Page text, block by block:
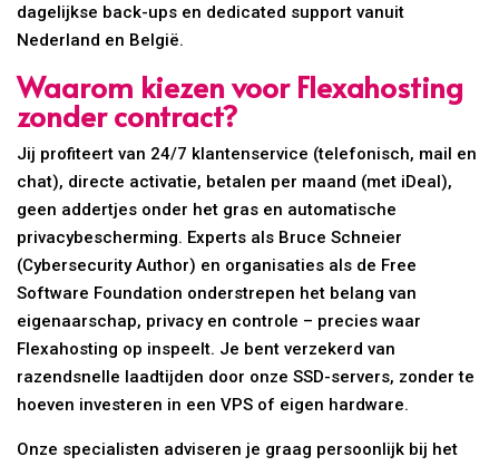
dagelijkse back-ups en dedicated support vanuit
Nederland en België.
Waarom kiezen voor Flexahosting
zonder contract?
Jij profiteert van 24/7 klantenservice (telefonisch, mail en
chat), directe activatie, betalen per maand (met iDeal),
geen addertjes onder het gras en automatische
privacybescherming. Experts als Bruce Schneier
(Cybersecurity Author) en organisaties als de Free
Software Foundation onderstrepen het belang van
eigenaarschap, privacy en controle – precies waar
Flexahosting op inspeelt. Je bent verzekerd van
razendsnelle laadtijden door onze SSD-servers, zonder te
hoeven investeren in een VPS of eigen hardware.
Onze specialisten adviseren je graag persoonlijk bij het